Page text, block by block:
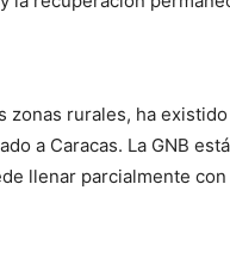
zonas rurales, ha
a Caracas. La GNB
llenar parcialmente